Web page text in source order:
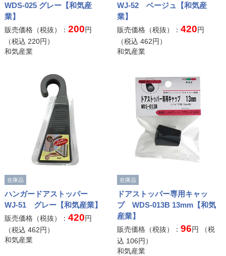
WDS-025 グレー【和気産
業】
販売価格（税抜）： 200円
（税込 220円）
和気産業
WJ-52 ベージュ【和気産
業】
販売価格（税抜）：420円
（税込462円）
和気産業
在庫品
ハンガードアストッパー
WJ-51 グレー【和気産業】
販売価格（税抜）： 420円
（税込 462円）
和気産業
在庫品
ドアストッパー専用キャッ
プ WDS-013B 13mm【和気
産業】
販売価格（税抜）：96円 （税
込 106円）
和気産業